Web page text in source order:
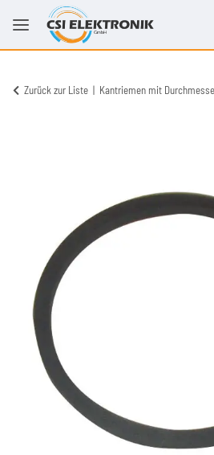
Zurück zur Liste Kantriemen mit